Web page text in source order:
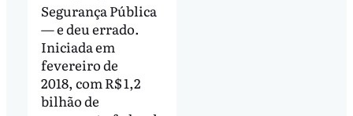
Segurança Pública
— e deu errado.
Iniciada em
fevereiro de
2018, com R$ 1,2
bilhão de